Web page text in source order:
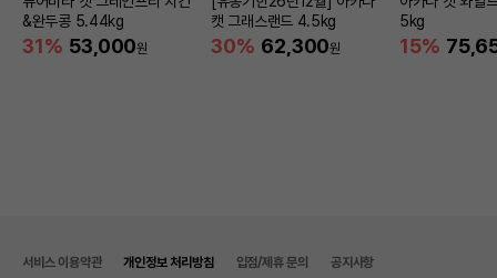
&완두콩 5.44kg
31% 53,000원
캣 그래스랜드 4.5kg
30% 62,300원
5kg
15%
서비스 이용약관 개인정보 처리방침 입점/제휴 문의 공지사항